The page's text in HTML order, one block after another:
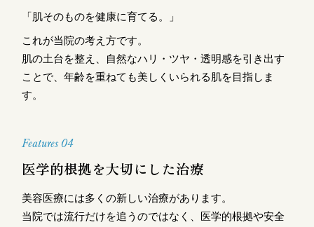
「肌そのものを健康に育てる。」
これが当院の考え方です。
肌の土台を整え、自然なハリ・ツヤ・透明感を引き出す
ことで、年齢を重ねても美しくいられる肌を目指しま
す。
Features 04
医学的根拠を大切にした治療
美容医療には多くの新しい治療があります。
当院では流行だけを追うのではなく、医学的根拠や安全